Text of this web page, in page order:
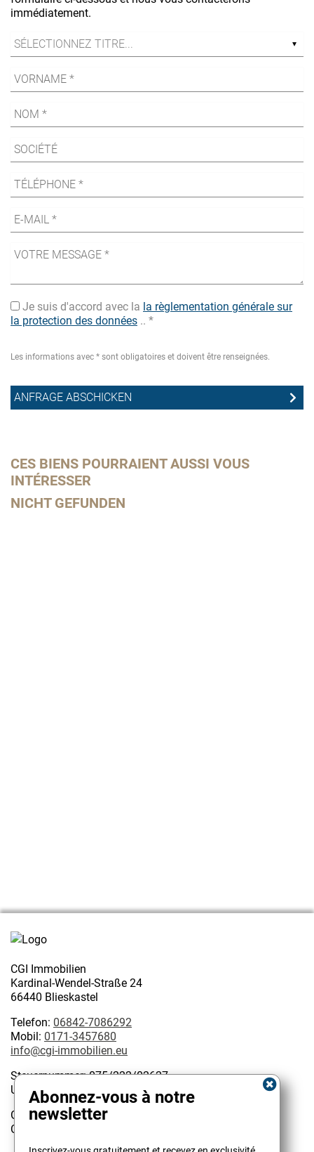
immédiatement.
Je suis d'accord avec la la règlementation générale sur
la protection des données .. *
Les informations avec * sont obligatoires et doivent être renseignées.
CES BIENS POURRAIENT AUSSI VOUS
INTÉRESSER
NICHT GEFUNDEN
CGI Immobilien
Kardinal-Wendel-Straße 24
66440 Blieskastel
Telefon: 06842-7086292
Mobil: 0171-3457680
info@cgi-immobilien.eu
Steuernummer: 075/222/02627
USt-IdNr.: DE 314128585
Geschäftsinhaber:
Christophe Garattoni Geprüfter Immobilienmakler IHK
Abonnez-vous à notre
newsletter